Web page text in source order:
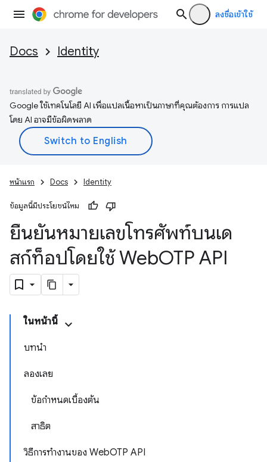
ลงชื่อเข้าใช้
Docs Identity
Google ใช้เทคโนโลยี AI เพื่อแปลเนื้อหาเป็นภาษาที่คุณต้องการ การแปล
โดย AI อาจมีข้อผิดพลาด
หน้าแรก Docs Identity
ข้อมูลนี้มีประโยชน์ไหม
ยืนยันหมายเลขโทรศัพท์บนเด
สก์ท็อปโดยใช้ WebOTP API
ในหน้านี้
บทนำ
ลองเลย
ข้อกำหนดเบื้องต้น
สาธิต
วิธีการทำงานของ WebOTP API